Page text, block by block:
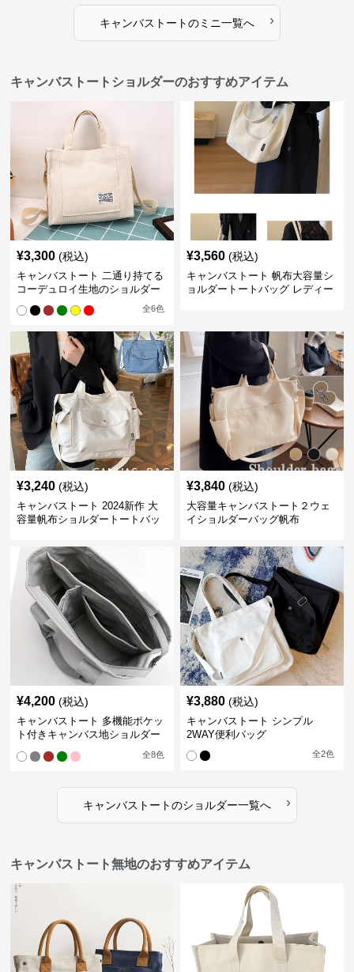
キャンバストートのミニ一覧へ ›
キャンバストートショルダーのおすすめアイテム
¥3,300 (税込)
キャンバストート 二通り持てる
コーデュロイ生地のショルダー
全6色
¥3,560 (税込)
キャンバストート 帆布大容量シ
ョルダートートバッグ レディー
¥3,240 (税込)
キャンバストート 2024新作 大
容量帆布ショルダートートバッ
¥3,840 (税込)
大容量キャンバストート２ウェ
イショルダーバッグ帆布
¥4,200 (税込)
キャンバストート 多機能ポケッ
ト付きキャンバス地ショルダー
全8色
¥3,880 (税込)
キャンバストート シンプル
2WAY便利バッグ
全2色
キャンバストートのショルダー一覧へ ›
キャンバストート無地のおすすめアイテム